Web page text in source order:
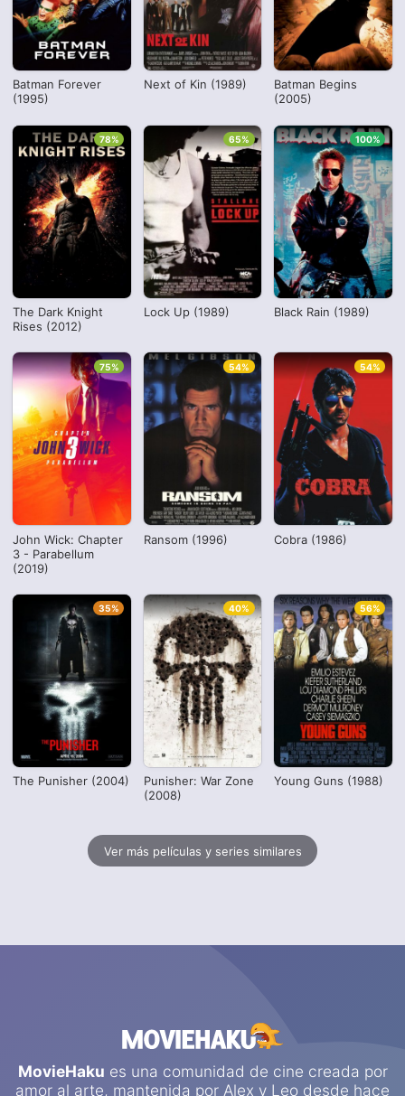
Batman Forever
(1995)
Next of Kin (1989)
Batman Begins
(2005)
The Dark Knight
Rises (2012)
78%
Lock Up (1989)
65%
Black Rain (1989)
100%
John Wick: Chapter
3 - Parabellum
(2019)
75%
Ransom (1996)
54%
Cobra (1986)
54%
The Punisher (2004)
35%
Punisher: War Zone
(2008)
40%
Young Guns (1988)
56%
Ver más películas y series similares
MovieHaku es una comunidad de cine creada por
amor al arte, mantenida por Alex y Leo desde hace